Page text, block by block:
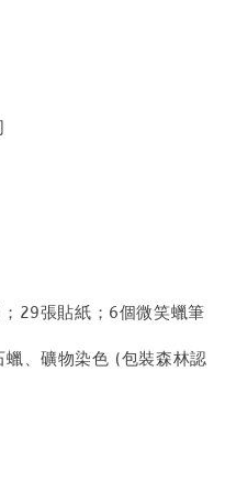
29張貼紙；6個微笑蠟筆
、礦物染色 (包裝森林認